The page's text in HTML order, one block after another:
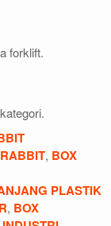
forklift.
, BOX
PLASTIK
, BOX